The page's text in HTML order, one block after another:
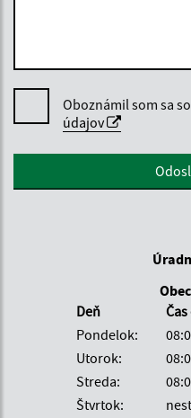
Oboznámil som sa so
údajov
Google reCaptcha Response
Deň
Pondelok:
Utorok:
Streda:
Štvrtok: